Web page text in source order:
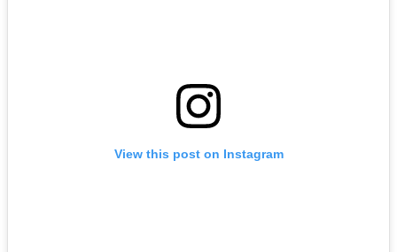
View this post on Instagram